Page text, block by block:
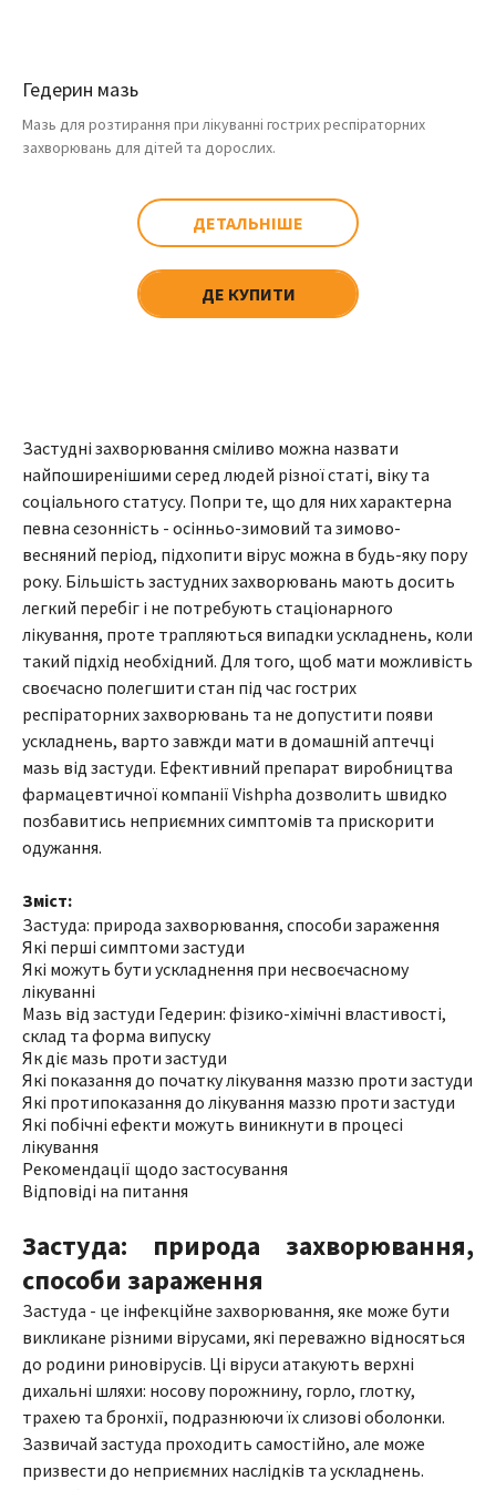
Гедерин мазь
Мазь для розтирання при лікуванні гострих респіраторних
захворювань для дітей та дорослих.
ДЕТАЛЬНІШЕ
ДЕ КУПИТИ
Застудні захворювання сміливо можна назвати
найпоширенішими серед людей різної статі, віку та
соціального статусу. Попри те, що для них характерна
певна сезонність - осінньо-зимовий та зимово-
весняний період, підхопити вірус можна в будь-яку пору
року. Більшість застудних захворювань мають досить
легкий перебіг і не потребують стаціонарного
лікування, проте трапляються випадки ускладнень, коли
такий підхід необхідний. Для того, щоб мати можливість
своєчасно полегшити стан під час гострих
респіраторних захворювань та не допустити появи
ускладнень, варто завжди мати в домашній аптечці
мазь від застуди. Ефективний препарат виробництва
фармацевтичної компанії Vishpha дозволить швидко
позбавитись неприємних симптомів та прискорити
одужання.
Зміст:
Застуда: природа захворювання, способи зараження
Які перші симптоми застуди
Які можуть бути ускладнення при несвоєчасному
лікуванні
Мазь від застуди Гедерин: фізико-хімічні властивості,
склад та форма випуску
Як діє мазь проти застуди
Які показання до початку лікування маззю проти застуди
Які протипоказання до лікування маззю проти застуди
Які побічні ефекти можуть виникнути в процесі
лікування
Рекомендації щодо застосування
Відповіді на питання
Застуда: природа захворювання,
способи зараження
Застуда - це інфекційне захворювання, яке може бути
викликане різними вірусами, які переважно відносяться
до родини риновірусів. Ці віруси атакують верхні
дихальні шляхи: носову порожнину, горло, глотку,
трахею та бронхії, подразнюючи їх слизові оболонки.
Зазвичай застуда проходить самостійно, але може
призвести до неприємних наслідків та ускладнень.